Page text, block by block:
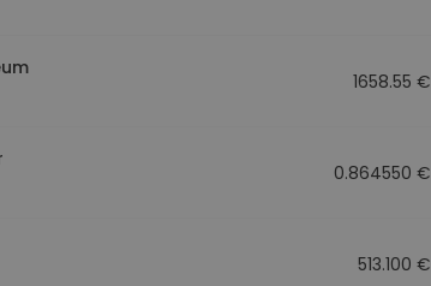
1658.55 €
0.864550 €
513.100 €